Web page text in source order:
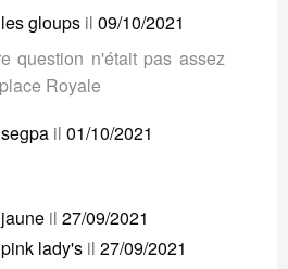
les gloups il 09/10/2021
question n'était pas assez
Royale
segpa il 01/10/2021
jaune il 27/09/2021
pink lady's il 27/09/2021